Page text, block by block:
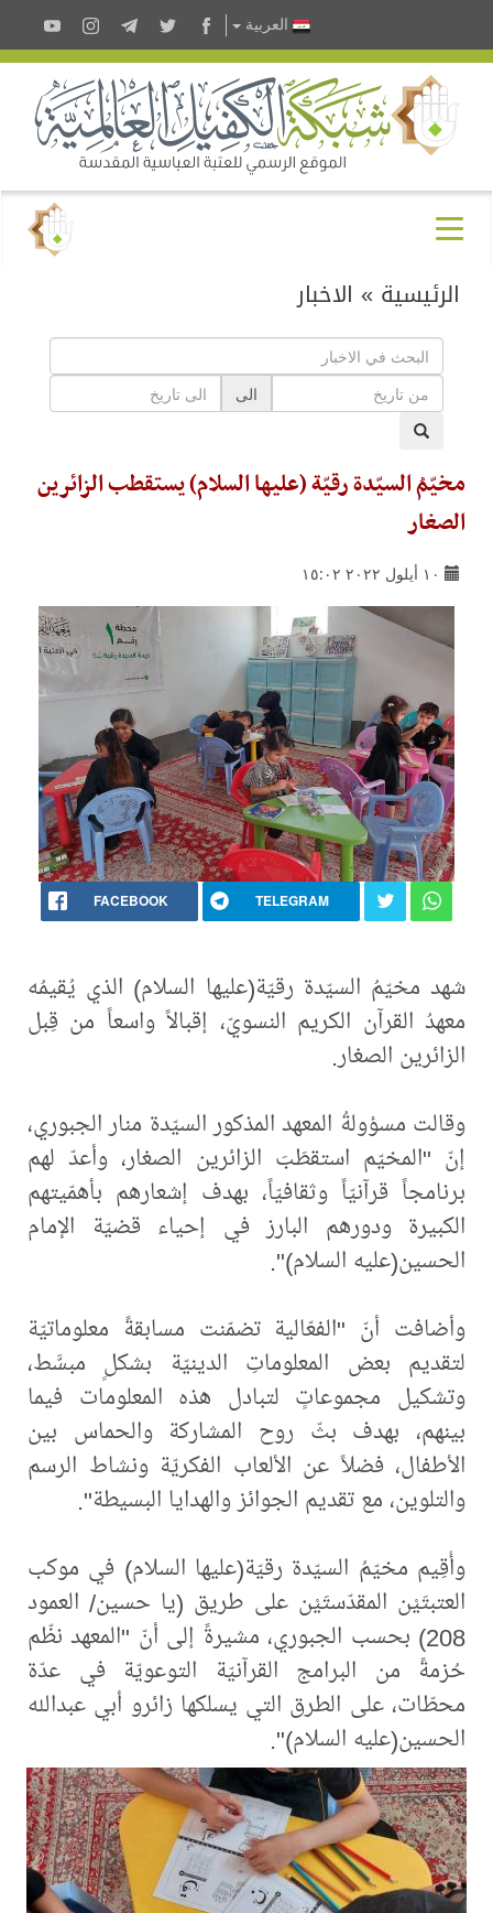
العربية
الرئيسية » الاخبار
الى
مخيّمُ السيّدة رقيّة (عليها السلام) يستقطب الزائرين
الصغار
١٠ أيلول ٢٠٢٢ ١٥:٠٢
FACEBOOK TELEGRAM
شهد مخيّمُ السيّدة رقيّة(عليها السلام) الذي يُقيمُه
معهدُ القرآن الكريم النسويّ، إقبالاً واسعاً من قِبل
الزائرين الصغار.
وقالت مسؤولةُ المعهد المذكور السيّدة منار الجبوري،
إنّ "المخيّم استقطَبَ الزائرين الصغار، وأعدّ لهم
برنامجاً قرآنيّاً وثقافيّاً، بهدف إشعارهم بأهمّيتهم
الكبيرة ودورهم البارز في إحياء قضيّة الإمام
الحسين(عليه السلام)".
وأضافت أنّ "الفعّالية تضمّنت مسابقةً معلوماتيّة
لتقديم بعض المعلوماتِ الدينيّة بشكلٍ مبسَّط،
وتشكيل مجموعاتٍ لتبادل هذه المعلومات فيما
بينهم، بهدف بثّ روح المشاركة والحماس بين
الأطفال، فضلاً عن الألعاب الفكريّة ونشاط الرسم
والتلوين، مع تقديم الجوائز والهدايا البسيطة".
وأُقِيم مخيّمُ السيّدة رقيّة(عليها السلام) في موكب
العتبتَيْن المقدّستَيْن على طريق (يا حسين/ العمود
208) بحسب الجبوري، مشيرةً إلى أنّ "المعهد نظّم
حُزمةً من البرامج القرآنيّة التوعويّة في عدّة
محطّات، على الطرق التي يسلكها زائرو أبي عبدالله
الحسين(عليه السلام)".